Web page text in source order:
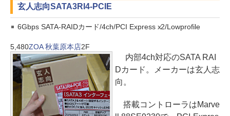
玄人志向SATA3RI4-PCIE
6Gbps SATA-RAIDカード/4ch/PCI Express x2/Lowprofile
5,480ZOA 秋葉原本店2F
内部4ch対応のSATA RAI
Dカード。メーカーは玄人志
向。
搭載コントローラはMarve